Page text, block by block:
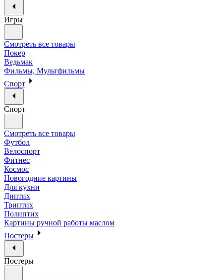
Игры
Смотреть все товары
Покер
Ведьмак
Фильмы, Мультфильмы
Спорт
Спорт
Смотреть все товары
Футбол
Велоспорт
Фитнес
Космос
Новогодние картины
Для кухни
Диптих
Триптих
Полиптих
Картины ручной работы маслом
Постеры
Постеры